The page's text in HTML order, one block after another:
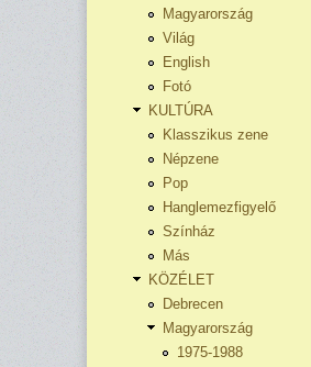
Magyarország
Világ
English
Fotó
KULTÚRA
Klasszikus zene
Népzene
Pop
Hanglemezfigyelő
Színház
Más
KÖZÉLET
Debrecen
Magyarország
1975-1988